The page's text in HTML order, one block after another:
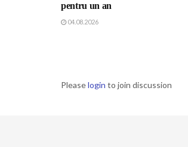
pentru un an
04.08.2026
Pleaselogin to join discussion